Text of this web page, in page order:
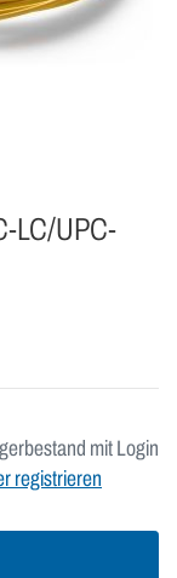
LC/UPC-
mit Login
registrieren